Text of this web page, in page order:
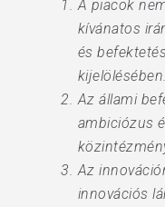
A piacok
kívánatos
és
kijelölésében.
Az állami
ambiciózus
Az
innovációs